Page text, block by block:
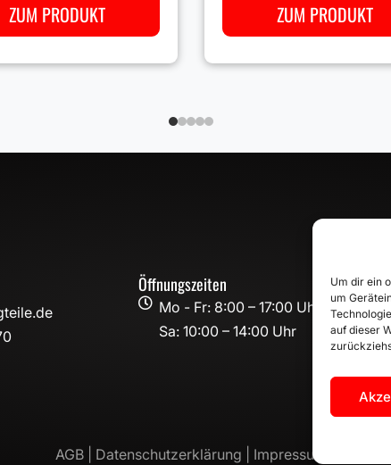
Um dir ein
um
auf dieser
ZUM PRODUKT ZUM PRODUKT
Öffnungszeiten
 Mo - Fr: 8:00 – 17:00 Uhr
Sa: 10:00 – 14:00 Uhr
AGB | Datenschutzerklärung | Impressum